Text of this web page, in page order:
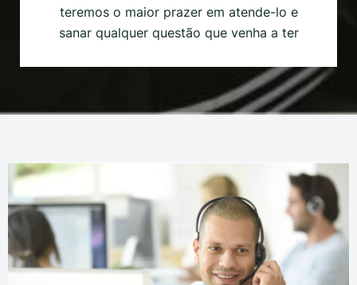
teremos o maior prazer em atende-lo e
sanar qualquer questão que venha a ter